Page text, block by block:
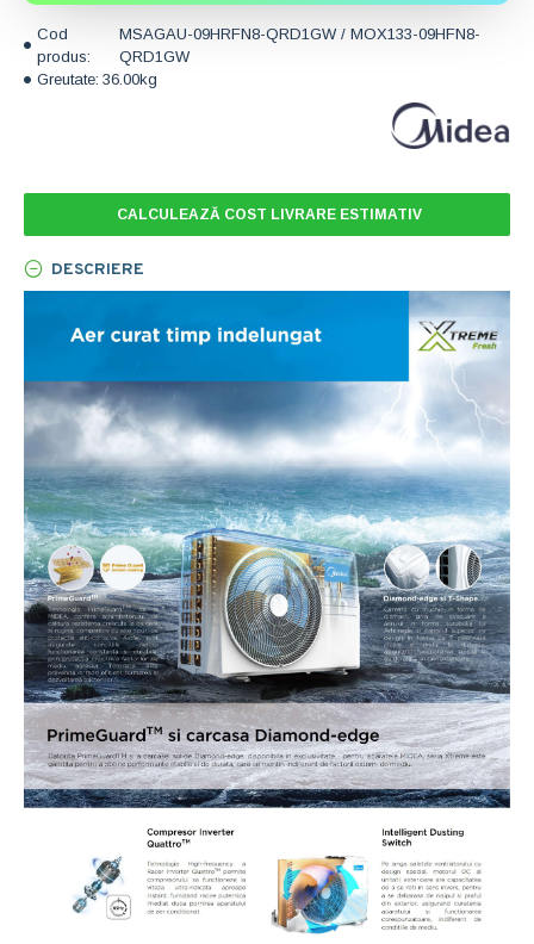
Cod
produs:
MSAGAU-09HRFN8-QRD1GW / MOX133-09HFN8-
QRD1GW
Greutate: 36.00kg
CALCULEAZĂ COST LIVRARE ESTIMATIV
DESCRIERE